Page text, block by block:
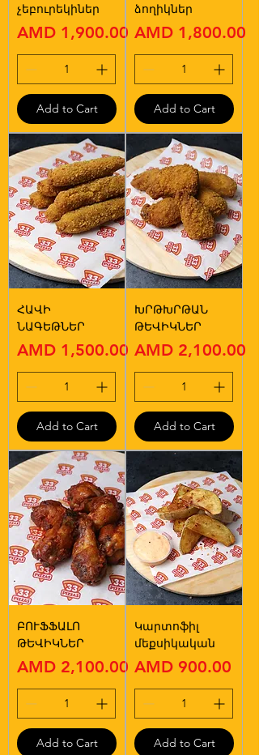
չեբուրեկիներ
Price
AMD 1,900.00
Add to Cart
ձողիկներ
Price
AMD 1,800.00
Add to Cart
ՀԱՎԻ
ՆԱԳԵԹՆԵՐ
Price
AMD 1,500.00
Add to Cart
ԽՐԹԽՐԹԱՆ
ԹԵՎԻԿՆԵՐ
Price
AMD 2,100.00
Add to Cart
ԲՈՒՖՖԱԼՈ
ԹԵՎԻԿՆԵՐ
Price
AMD 2,100.00
Add to Cart
Կարտոֆիլ
մեքսիկական
Price
AMD 900.00
Add to Cart